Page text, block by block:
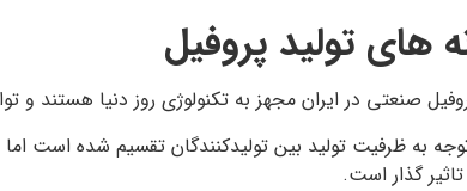
های تولید پروفیل
صنعتی در ایران مجهز به تکنولوژی روز دنیا هستند
به ظرفیت تولید بین تولیدکنندگان تقسیم شده است
گذار است.